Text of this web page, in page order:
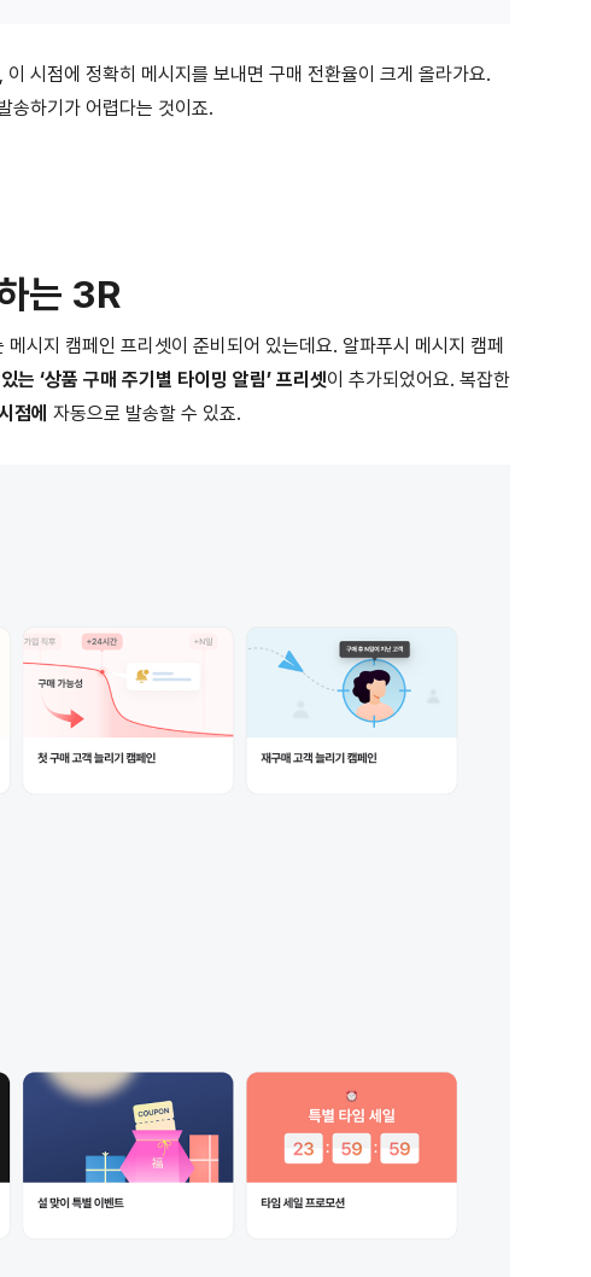
시점에 정확히 메시지를 보내면 구매 전환율이 크게 올라가요.
송하기가 어렵다는 것이죠.
는 3R
시지 캠페인 프리셋이 준비되어 있는데요. 알파푸시 메시지 캠페
는 ‘상품 구매 주기별 타이밍 알림’ 프리셋이 추가되었어요. 복잡한
점에 자동으로 발송할 수 있죠.